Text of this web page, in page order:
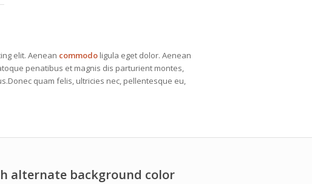
elit. Aenean commodoligula eget dolor. Aenean
penatibus et magnis dis parturient montes,
quam felis, ultricies nec, pellentesque eu,
alternate background color